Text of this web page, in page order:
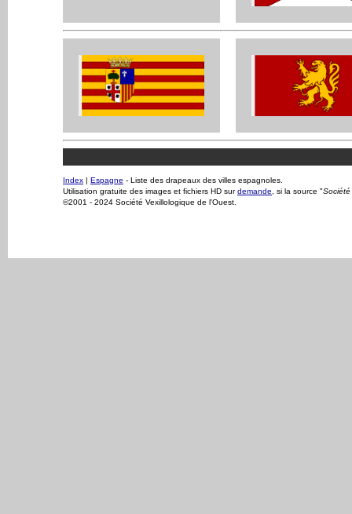
Index | Espagne - Liste des drapeaux des villes espagnoles.
Utilisation gratuite des images et fichiers HD surdemande , si la source "Société
©2001 - 2024 Société Vexillologique de l'Ouest.